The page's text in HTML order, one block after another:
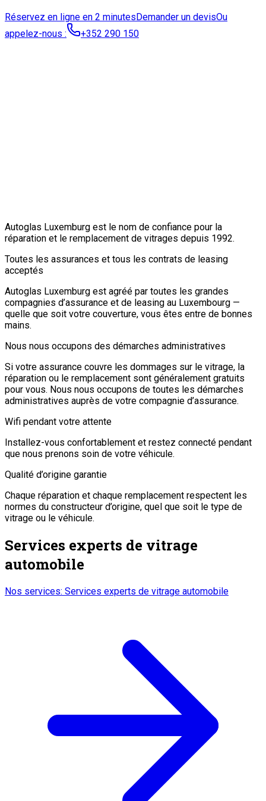
Réservez en ligne en 2 minutesDemander un devisOu
appelez-nous :
+352 290 150
Autoglas Luxemburg est le nom de confiance pour la
réparation et le remplacement de vitrages depuis 1992.
Toutes les assurances et tous les contrats de leasing
acceptés
Autoglas Luxemburg est agréé par toutes les grandes
compagnies d’assurance et de leasing au Luxembourg —
quelle que soit votre couverture, vous êtes entre de bonnes
mains.
Nous nous occupons des démarches administratives
Si votre assurance couvre les dommages sur le vitrage, la
réparation ou le remplacement sont généralement gratuits
pour vous. Nous nous occupons de toutes les démarches
administratives auprès de votre compagnie d’assurance.
Wifi pendant votre attente
Installez-vous confortablement et restez connecté pendant
que nous prenons soin de votre véhicule.
Qualité d’origine garantie
Chaque réparation et chaque remplacement respectent les
normes du constructeur d’origine, quel que soit le type de
vitrage ou le véhicule.
Services experts de vitrage
automobile
Nos services: Services experts de vitrage automobile